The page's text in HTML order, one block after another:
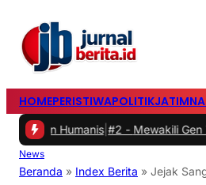
HOMEPERISTIWAPOLITIKJATIM
| #2 -Mewakili Gen Z: Anak
News
Beranda » Index Berita » Jejak